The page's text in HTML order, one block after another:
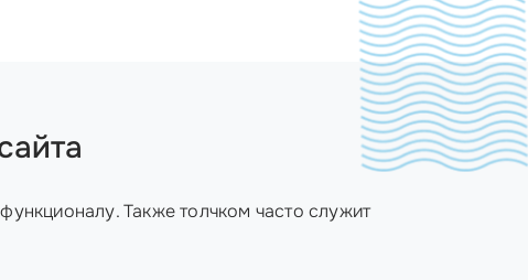
Также толчком часто служит